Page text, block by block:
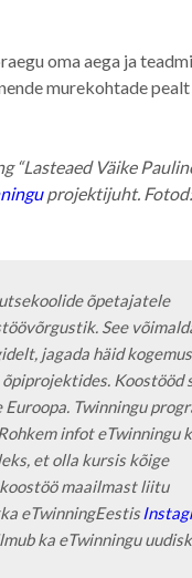
oma aega ja
murekohtade
“Lasteaed Väike
projektijuht. Fotod:
õpetajatele
See
jagada häid
Koostööd
Twinningu
infot eTwinningu
et olla kursis kõige
maailmast liitu
eTwinningEestis
ka eTwinningu